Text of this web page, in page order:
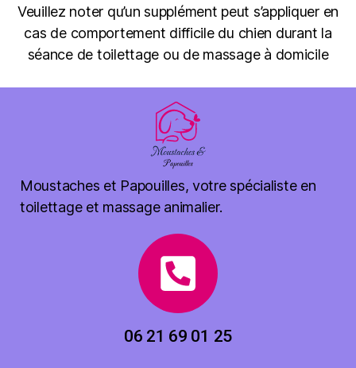
Veuillez noter qu’un supplément peut s’appliquer en
cas de comportement difficile du chien durant la
séance de toilettage ou de massage à domicile
Moustaches et Papouilles, votre spécialiste en
toilettage et massage animalier.
06 21 69 01 25